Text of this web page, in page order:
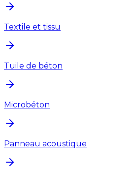
Textile et tissu
Tuile de béton
Microbéton
Panneau acoustique